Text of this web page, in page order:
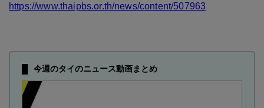
https://www.thaipbs.or.th/news/content/507963
今週のタイのニュース動画まとめ